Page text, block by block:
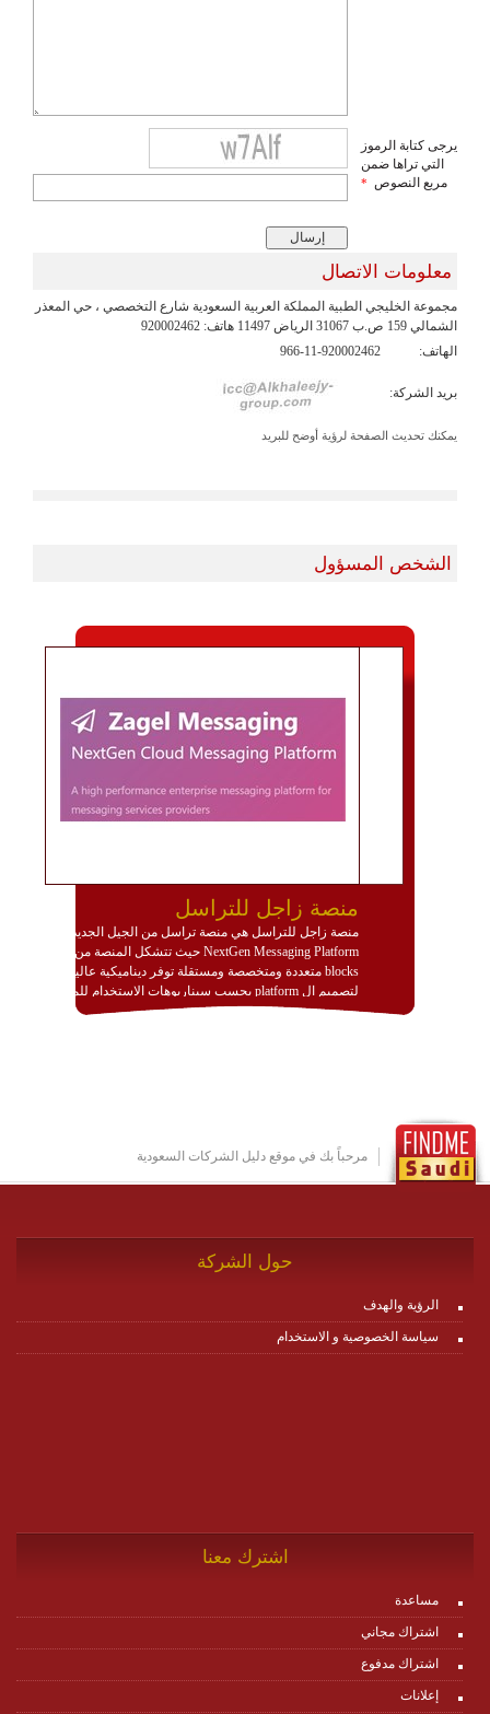
يرجى كتابة الرموز
التي تراها ضمن
مربع النصوص *
معلومات الاتصال
مجموعة الخليجي الطبية المملكة العربية السعودية شارع التخصصي ، حي المعذر
الشمالي 159 ص.ب 31067 الرياض 11497 هاتف: 920002462
الهاتف:
966-11-920002462
بريد الشركة:
يمكنك تحديث الصفحة لرؤية أوضح للبريد
الشخص المسؤول
منصة زاجل للتراسل
منصة زاجل للتراسل هي منصة تراسل من الجيل الجديد
NextGen Messaging Platform حيث تتشكل المنصة من
blocks متعددة ومتخصصة ومستقلة توفر ديناميكية عالية
لتصميم ال platform بحسب سيناريوهات الاستخدام للمنصة
وتتوافق مع النشر والاستثمار ضمن بيئة استضافة dedicated
http://www.plutosms.com/zagel
مرحباً بك في موقع دليل الشركات السعودية
حول الشركة
الرؤية والهدف
سياسة الخصوصية و الاستخدام
اشترك معنا
مساعدة
اشتراك مجاني
اشتراك مدفوع
إعلانات